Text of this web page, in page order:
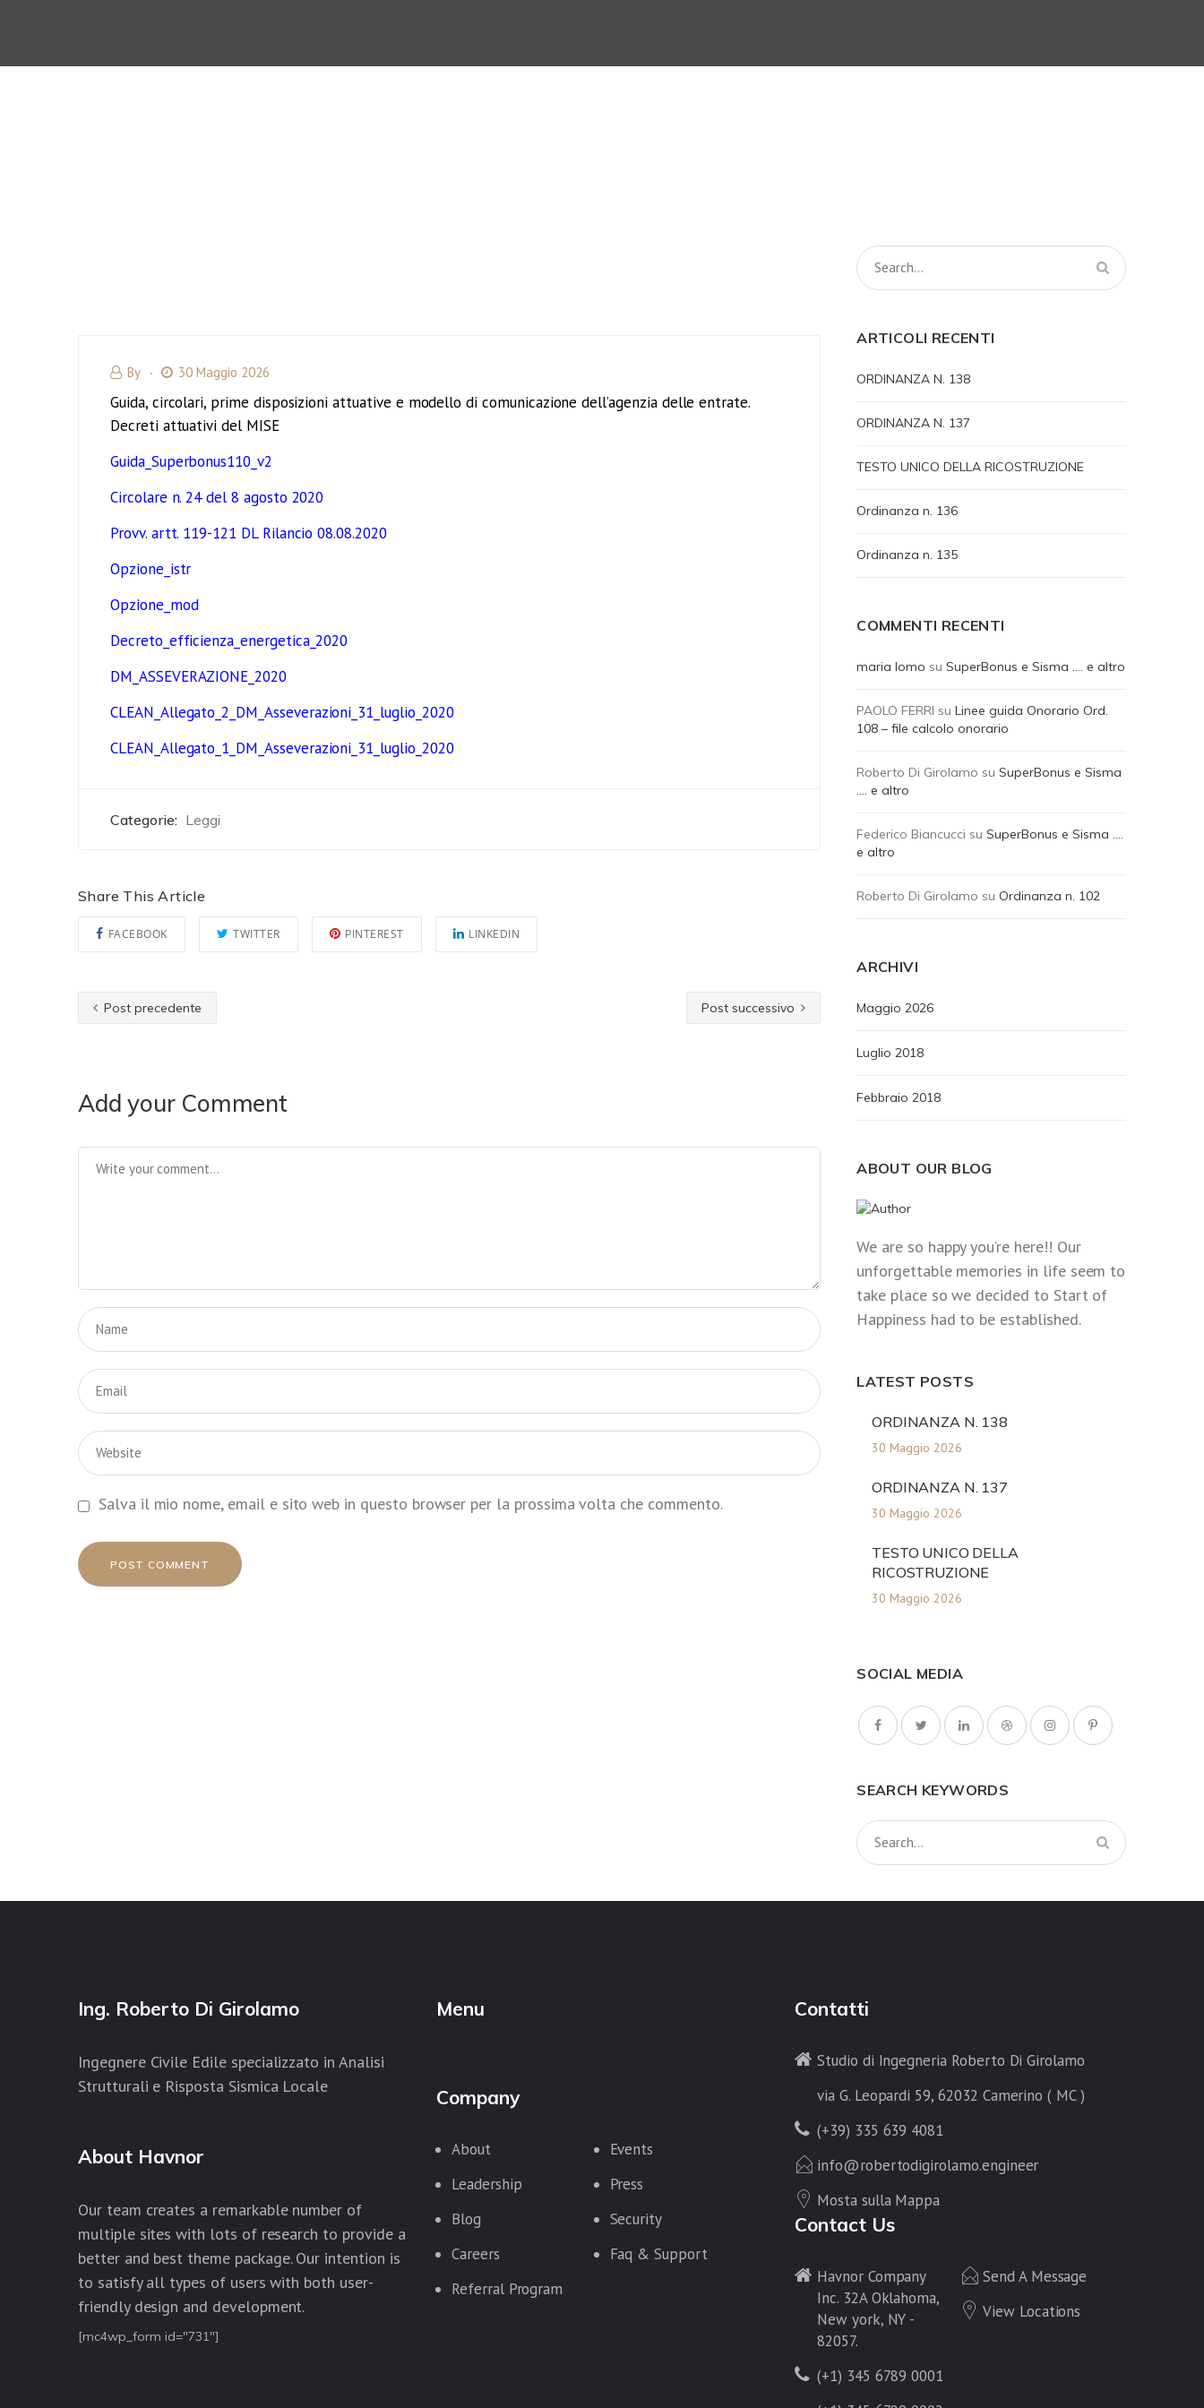
By 30 Maggio 2026
Guida, circolari, prime disposizioni attuative e modello di comunicazione dell’agenzia delle entrate.
Decreti attuativi del MISE
Guida_Superbonus110_v2
Circolare n. 24 del 8 agosto 2020
Provv. artt. 119-121 DL Rilancio 08.08.2020
Opzione_istr
Opzione_mod
Decreto_efficienza_energetica_2020
DM_ASSEVERAZIONE_2020
CLEAN_Allegato_2_DM_Asseverazioni_31_luglio_2020
CLEAN_Allegato_1_DM_Asseverazioni_31_luglio_2020
Categorie: Leggi
Share This Article
FACEBOOK TWITTER PINTEREST LINKEDIN
Post precedente Post successivo
Add your Comment
Salva il mio nome, email e sito web in questo browser per la prossima volta che commento.
ARTICOLI RECENTI
ORDINANZA N. 138
ORDINANZA N. 137
TESTO UNICO DELLA RICOSTRUZIONE
Ordinanza n. 136
Ordinanza n. 135
COMMENTI RECENTI
maria lomo suSuperBonus e Sisma …. e altro
PAOLO FERRI suLinee guida Onorario Ord.
108 – file calcolo onorario
Roberto Di Girolamo suSuperBonus e Sisma
…. e altro
Federico Biancucci suSuperBonus e Sisma ….
e altro
Roberto Di Girolamo su Ordinanza n. 102
ARCHIVI
Maggio 2026
Luglio 2018
Febbraio 2018
ABOUT OUR BLOG
We are so happy you’re here!! Our
unforgettable memories in life seem to
take place so we decided to Start of
Happiness had to be established.
LATEST POSTS
ORDINANZA N. 138
30 Maggio 2026
ORDINANZA N. 137
30 Maggio 2026
TESTO UNICO DELLA
RICOSTRUZIONE
30 Maggio 2026
SOCIAL MEDIA
SEARCH KEYWORDS
Ing. Roberto Di Girolamo
Ingegnere Civile Edile specializzato in Analisi
Strutturali e Risposta Sismica Locale
About Havnor
Our team creates a remarkable number of
multiple sites with lots of research to provide a
better and best theme package. Our intention is
to satisfy all types of users with both user-
friendly design and development.
[mc4wp_form id="731"]
Menu
Company
About
Events
Leadership
Press
Blog
Security
Careers
Faq & Support
Referral Program
Contatti
Studio di Ingegneria Roberto Di Girolamo
via G. Leopardi 59, 62032 Camerino ( MC )
(+39) 335 639 4081
info@robertodigirolamo.engineer
Mosta sulla Mappa
Contact Us
Havnor Company
Inc. 32A Oklahoma,
New york, NY -
82057.
(+1) 345 6789 0001
Send A Message
View Locations